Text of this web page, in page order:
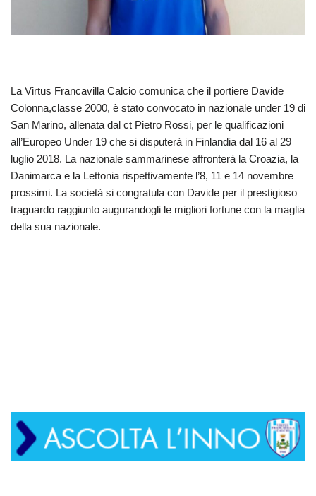
La Virtus Francavilla Calcio comunica che il portiere Davide
Colonna,classe 2000, è stato convocato in nazionale under 19 di
San Marino, allenata dal ct Pietro Rossi, per le qualificazioni
all’Europeo Under 19 che si disputerà in Finlandia dal 16 al 29
luglio 2018. La nazionale sammarinese affronterà la Croazia, la
Danimarca e la Lettonia rispettivamente l’8, 11 e 14 novembre
prossimi. La società si congratula con Davide per il prestigioso
traguardo raggiunto augurandogli le migliori fortune con la maglia
della sua nazionale.